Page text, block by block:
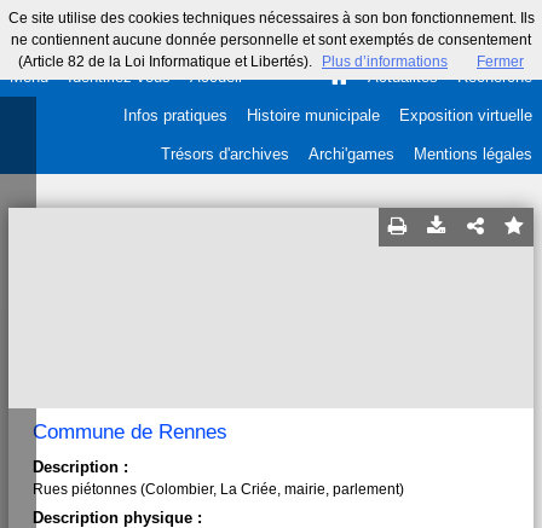
Ce site utilise des cookies techniques nécessaires à son bon fonctionnement. Ils
ne contiennent aucune donnée personnelle et sont exemptés de consentement
(Article 82 de la Loi Informatique et Libertés).
Plus d’informations Fermer
Menu Identifiez-vous Accueil Actualités Recherche
Infos pratiques Histoire municipale Exposition virtuelle
Trésors d'archives Archi'games Mentions légales
Commune de Rennes
Description :
Rues piétonnes (Colombier, La Criée, mairie, parlement)
Description physique :